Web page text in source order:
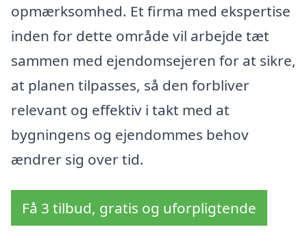
opmærksomhed. Et firma med ekspertise
inden for dette område vil arbejde tæt
sammen med ejendomsejeren for at sikre,
at planen tilpasses, så den forbliver
relevant og effektiv i takt med at
bygningens og ejendommes behov
ændrer sig over tid.
Få 3 tilbud, gratis og uforpligtende